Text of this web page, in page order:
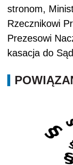
stronom,
Rzecznikowi
Prezesowi
kasacja do